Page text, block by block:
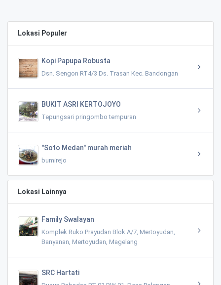
Lokasi Populer
Kopi Papupa Robusta
Dsn. Sengon RT4/3 Ds. Trasan Kec. Bandongan
BUKIT ASRI KERTOJOYO
Tepungsari pringombo tempuran
"Soto Medan" murah meriah
bumirejo
Lokasi Lainnya
Family Swalayan
Komplek Ruko Prayudan Blok A/7, Mertoyudan,
Banyanan, Mertoyudan, Magelang
SRC Hartati